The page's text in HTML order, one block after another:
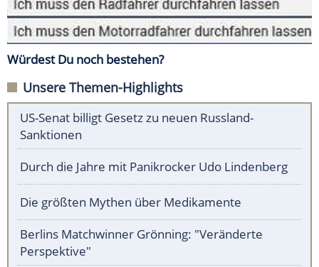
Würdest Du noch bestehen?
Unsere Themen-Highlights
US-Senat billigt Gesetz zu neuen Russland-
Sanktionen
Durch die Jahre mit Panikrocker Udo Lindenberg
Die größten Mythen über Medikamente
Berlins Matchwinner Grönning: "Veränderte
Perspektive"